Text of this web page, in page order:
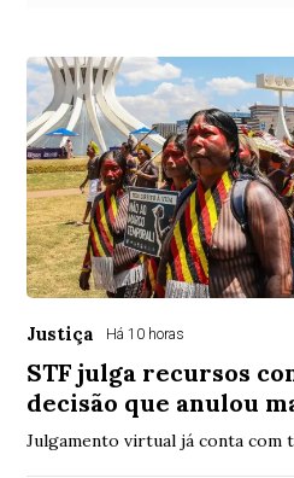
Justiça Há 10 horas
STF julga recursos
decisão que anulou
Julgamento virtual já conta com